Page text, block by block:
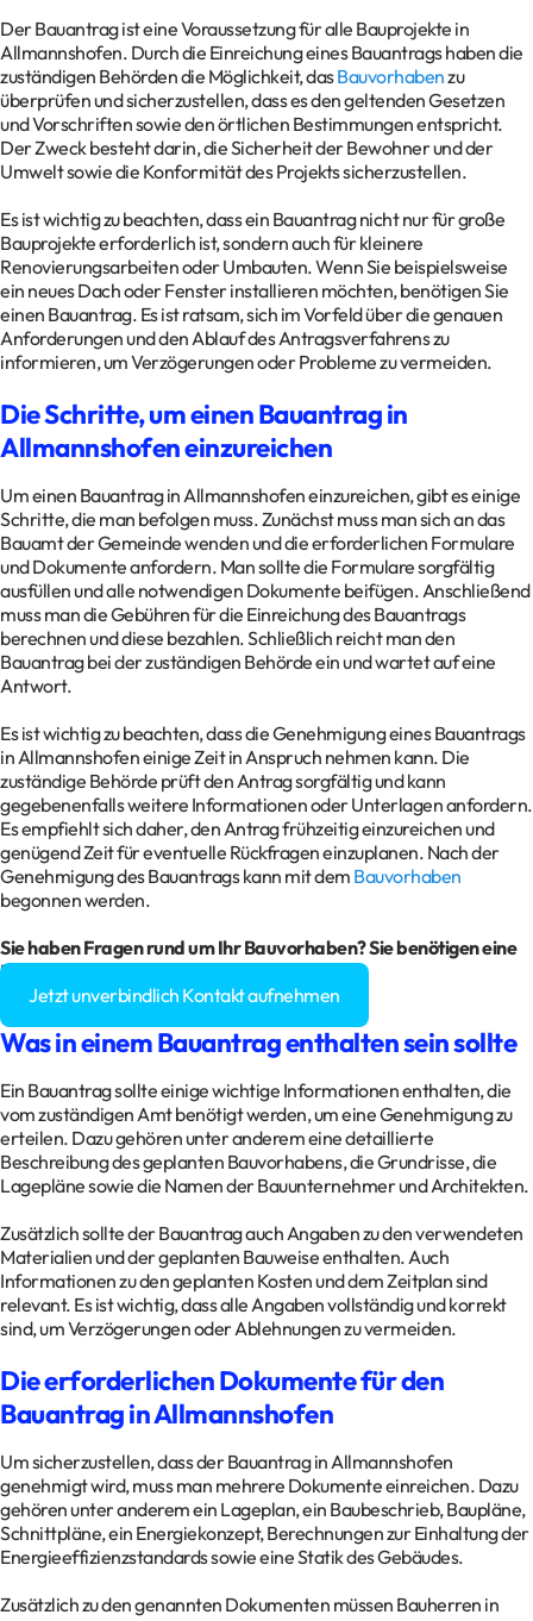
Der Bauantrag ist eine Voraussetzung für alle Bauprojekte in
Allmannshofen. Durch die Einreichung eines Bauantrags haben die
zuständigen Behörden die Möglichkeit, dasBauvorhabenzu
überprüfen und sicherzustellen, dass es den geltenden Gesetzen
und Vorschriften sowie den örtlichen Bestimmungen entspricht.
Der Zweck besteht darin, die Sicherheit der Bewohner und der
Umwelt sowie die Konformität des Projekts sicherzustellen.
Es ist wichtig zu beachten, dass ein Bauantrag nicht nur für große
Bauprojekte erforderlich ist, sondern auch für kleinere
Renovierungsarbeiten oder Umbauten. Wenn Sie beispielsweise
ein neues Dach oder Fenster installieren möchten, benötigen Sie
einen Bauantrag. Es ist ratsam, sich im Vorfeld über die genauen
Anforderungen und den Ablauf des Antragsverfahrens zu
informieren, um Verzögerungen oder Probleme zu vermeiden.
Die Schritte, um einen Bauantrag in
Allmannshofen einzureichen
Um einen Bauantrag in Allmannshofen einzureichen, gibt es einige
Schritte, die man befolgen muss. Zunächst muss man sich an das
Bauamt der Gemeinde wenden und die erforderlichen Formulare
und Dokumente anfordern. Man sollte die Formulare sorgfältig
ausfüllen und alle notwendigen Dokumente beifügen. Anschließend
muss man die Gebühren für die Einreichung des Bauantrags
berechnen und diese bezahlen. Schließlich reicht man den
Bauantrag bei der zuständigen Behörde ein und wartet auf eine
Antwort.
Es ist wichtig zu beachten, dass die Genehmigung eines Bauantrags
in Allmannshofen einige Zeit in Anspruch nehmen kann. Die
zuständige Behörde prüft den Antrag sorgfältig und kann
gegebenenfalls weitere Informationen oder Unterlagen anfordern.
Es empfiehlt sich daher, den Antrag frühzeitig einzureichen und
genügend Zeit für eventuelle Rückfragen einzuplanen. Nach der
Genehmigung des Bauantrags kann mit dem Bauvorhaben
begonnen werden.
Sie haben Fragen rund um Ihr Bauvorhaben? Sie benötigen eine
Baugenehmigung?
Jetzt unverbindlich Kontakt aufnehmen
Was in einem Bauantrag enthalten sein sollte
Ein Bauantrag sollte einige wichtige Informationen enthalten, die
vom zuständigen Amt benötigt werden, um eine Genehmigung zu
erteilen. Dazu gehören unter anderem eine detaillierte
Beschreibung des geplanten Bauvorhabens, die Grundrisse, die
Lagepläne sowie die Namen der Bauunternehmer und Architekten.
Zusätzlich sollte der Bauantrag auch Angaben zu den verwendeten
Materialien und der geplanten Bauweise enthalten. Auch
Informationen zu den geplanten Kosten und dem Zeitplan sind
relevant. Es ist wichtig, dass alle Angaben vollständig und korrekt
sind, um Verzögerungen oder Ablehnungen zu vermeiden.
Die erforderlichen Dokumente für den
Bauantrag in Allmannshofen
Um sicherzustellen, dass der Bauantrag in Allmannshofen
genehmigt wird, muss man mehrere Dokumente einreichen. Dazu
gehören unter anderem ein Lageplan, ein Baubeschrieb, Baupläne,
Schnittpläne, ein Energiekonzept, Berechnungen zur Einhaltung der
Energieeffizienzstandards sowie eine Statik des Gebäudes.
Zusätzlich zu den genannten Dokumenten müssen Bauherren in